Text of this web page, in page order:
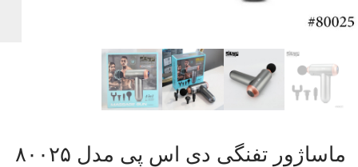
ماساژور تفنگی دی اس پی مدل ۸۰۰۲۵